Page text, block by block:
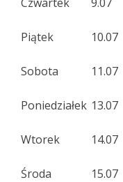
Piątek 10.07
Sobota 11.07
Poniedziałek 13.07
Wtorek 14.07
Środa 15.07